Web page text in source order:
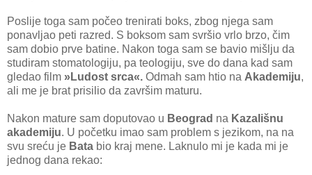
Poslije toga sam počeo trenirati boks, zbog njega sam
ponavljao peti razred. S boksom sam svršio vrlo brzo, čim
sam dobio prve batine. Nakon toga sam se bavio mišlju da
studiram stomatologiju, pa teologiju, sve do dana kad sam
gledao film »Ludost srca«. Odmah sam htio na Akademiju,
ali me je brat prisilio da završim maturu.
Nakon mature sam doputovao u Beograd na Kazališnu
akademiju. U početku imao sam problem s jezikom, na na
svu sreću je Bata bio kraj mene. Laknulo mi je kada mi je
jednog dana rekao: